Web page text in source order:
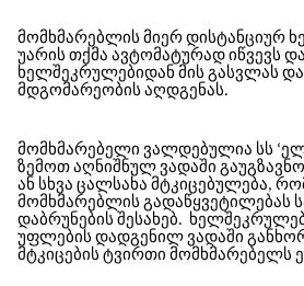
მომხმარებლის მიერ დისტანციურ
უარის თქმა ავტომატურად იწვევს
ხელშეკრულებიდან მის გასვლას
მდგომარეობის აღდგენას.
მომხმარებელი ვალდებულია სს
ზემოთ აღნიშნულ ვადაში
ან სხვა ცალსახა მტკიცებულება,
მომხმარებლის გადაწყვეტილებას
დაბრუნების შესახებ.
უფლების დადგენილ ვადაში
მტკიცების ტვირთი მომხმარებელს